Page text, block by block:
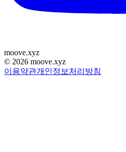
moove.xyz
© 2026 moove.xyz
이용약관개인정보처리방침